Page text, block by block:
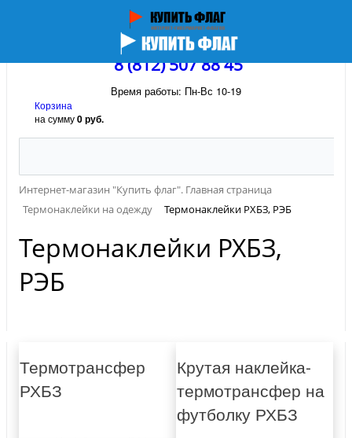
8 (812) 507 88 45
Время работы: Пн-Вс 10-19
Корзина
на сумму0 руб.
Интернет-магазин "Купить флаг". Главная страница
Термонаклейки на одежду
Термонаклейки РХБЗ, РЭБ
Термонаклейки РХБЗ,
РЭБ
Термотрансфер
РХБЗ
Крутая наклейка-
термотрансфер на
футболку РХБЗ